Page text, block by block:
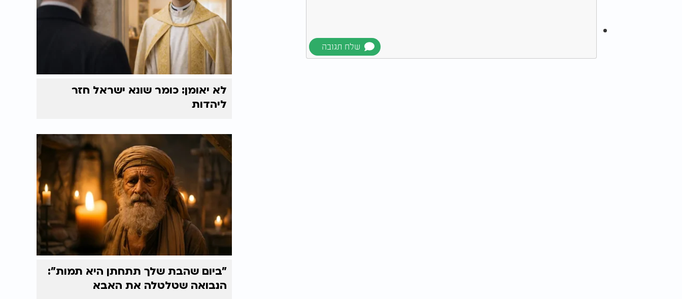
לא יאומן: כומר שונא ישראל חזר
ליהדות
"ביום שהבת שלך תתחתן היא תמות":
הנבואה שטלטלה את האבא